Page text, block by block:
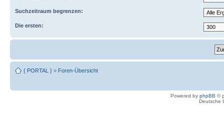
Suchzeitraum begrenzen:
Die ersten:
{ PORTAL } » Foren-Übersicht
Powered by phpBB ©
Deutsche